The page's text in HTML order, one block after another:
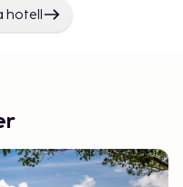
hotell